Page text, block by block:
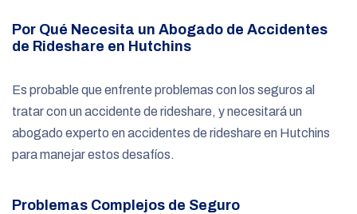
Por Qué Necesita un Abogado de Accidentes
de Rideshare en Hutchins
Es probable que enfrente problemas con los seguros al
tratar con un accidente de rideshare, y necesitará un
abogado experto en accidentes de rideshare en Hutchins
para manejar estos desafíos.
Problemas Complejos de Seguro